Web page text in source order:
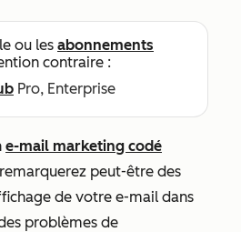
ou les abonnements
contraire :
Pro, Enterprise
e-mail marketing codé
peut-être des
de votre e-mail dans
problèmes de